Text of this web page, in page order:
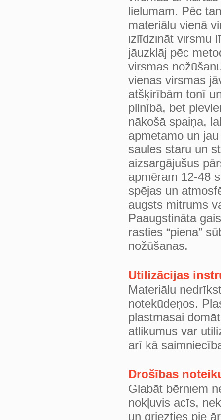
lielumam. Pēc
materiālu vienā
izlīdzināt virsmu
jāuzklāj pēc
virsmas
vienas virsmas
atšķirībām tonī
pilnībā, bet
nākošā spaiņa,
apmetamo un
saules staru un
aizsargājušus
apmēram 12-48
spējas un
augsts mitrums
Paaugstināta
rasties “piena”
nožūšanas.
Utilizācijas
Materiālu
notekūdeņos.
plastmasai
atlikumus var
arī kā
Drošības
Glabāt bērniem
nokļuvis acīs,
un griezties pie